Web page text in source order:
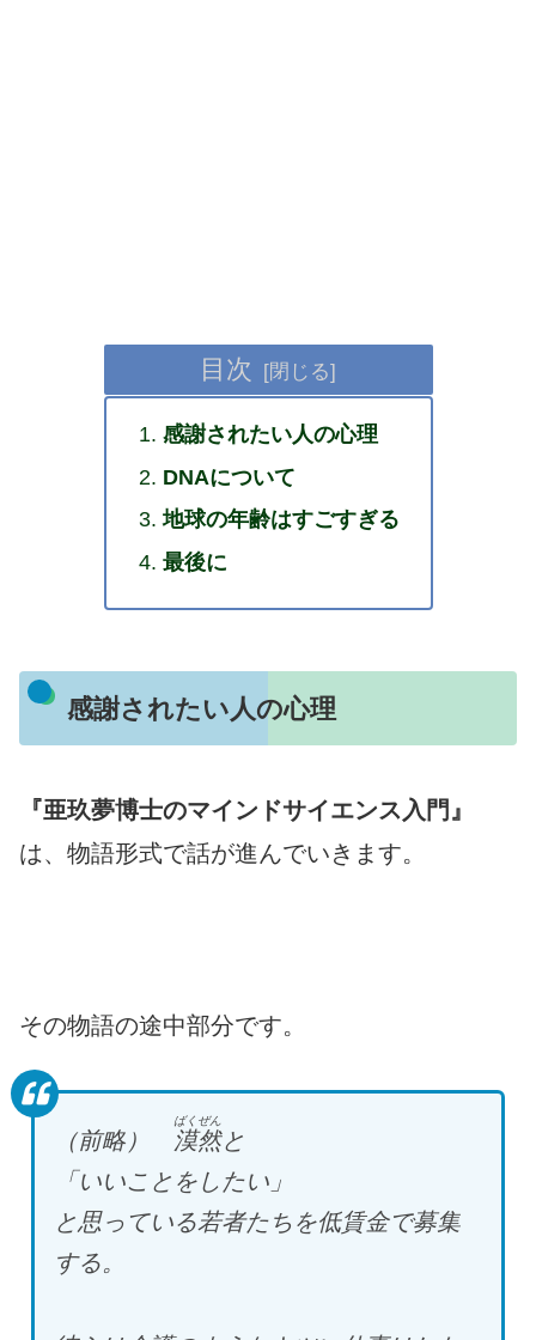
目次
感謝されたい人の心理
DNAについて
地球の年齢はすごすぎる
最後に
感謝されたい人の心理
『亜玖夢博士のマインドサイエンス入門』
は、物語形式で話が進んでいきます。
その物語の途中部分です。
（前略） 漠然
ばくぜん
と
「いいことをしたい」
と思っている若者たちを低賃金で募集
する。